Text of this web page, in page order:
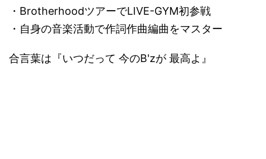
・BrotherhoodツアーでLIVE-GYM初参戦
・自身の音楽活動で作詞作曲編曲をマスター
合言葉は『いつだって 今のB'zが 最高よ』